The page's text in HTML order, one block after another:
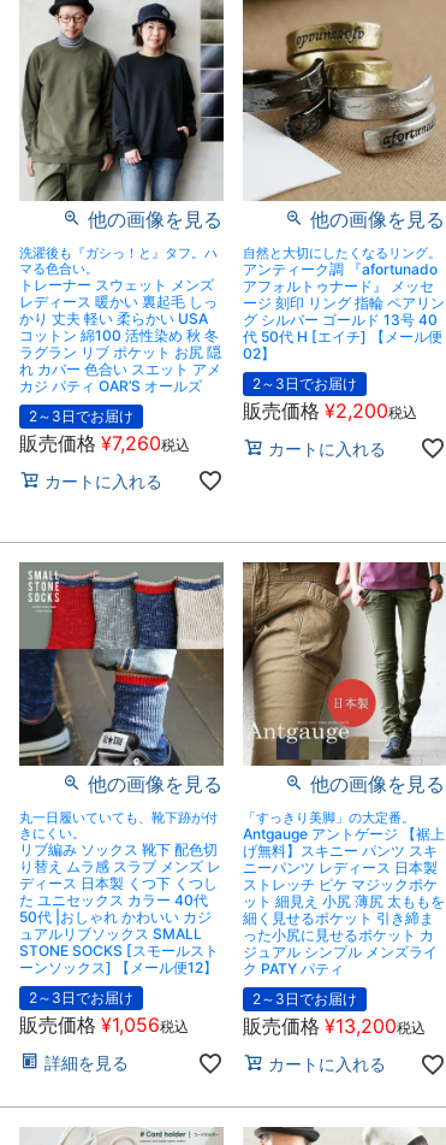
他の画像を見る
洗濯後も『ガシっ！と』タフ。ハ
マる色合い。
トレーナー スウェット メンズ
レディース 暖かい 裏起毛 しっ
かり 丈夫 軽い 柔らかい USA
コットン 綿100 活性染め 秋 冬
ラグラン リブ ポケット お尻 隠
れ カバー 色合い スエット アメ
カジ パティ OAR’S オールズ
2～3日でお届け
販売価格 ¥7,260税込
カートに入れる
他の画像を見る
自然と大切にしたくなるリング。
アンティーク調 『afortunado
アフォルトゥナード』 メッセ
ージ 刻印 リング 指輪 ペアリン
グ シルバー ゴールド 13号 40
代 50代 H [エイチ] 【メール便
02】
2～3日でお届け
販売価格 ¥2,200税込
カートに入れる
他の画像を見る
丸一日履いていても、靴下跡が付
きにくい。
リブ編み ソックス 靴下 配色切
り替え ムラ感 スラブ メンズ レ
ディース 日本製 くつ下 くつし
た ユニセックス カラー 40代
50代 |おしゃれ かわいい カジ
ュアルリブソックス SMALL
STONE SOCKS [スモールスト
ーンソックス] 【メール便12】
2～3日でお届け
販売価格 ¥1,056税込
詳細を見る
他の画像を見る
「すっきり美脚」の大定番。
Antgauge アントゲージ 【裾上
げ無料】スキニー パンツ スキ
ニーパンツ レディース 日本製
ストレッチ ピケ マジックポケ
ット 細見え 小尻 薄尻 太ももを
細く見せるポケット 引き締ま
った小尻に見せるポケット カ
ジュアル シンプル メンズライ
ク PATY パティ
2～3日でお届け
販売価格 ¥13,200税込
カートに入れる